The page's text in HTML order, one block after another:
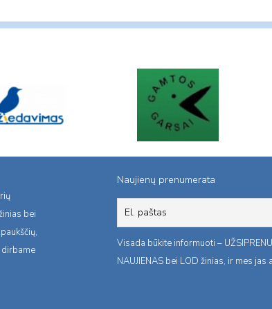
bei
Naujienų prenumerata
Visada būkite informuoti –
NAUJIENAS bei LOD žinias, ir mes jas